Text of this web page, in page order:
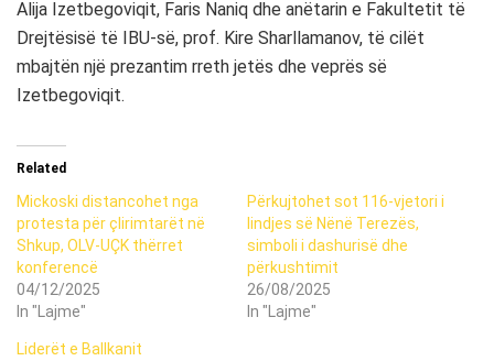
Alija Izetbegoviqit, Faris Naniq dhe anëtarin e Fakultetit të
Drejtësisë të IBU-së, prof. Kire Sharllamanov, të cilët
mbajtën një prezantim rreth jetës dhe veprës së
Izetbegoviqit.
Related
Mickoski distancohet nga
protesta për çlirimtarët në
Shkup, OLV-UÇK thërret
konferencë
04/12/2025
In "Lajme"
Përkujtohet sot 116-vjetori i
lindjes së Nënë Terezës,
simboli i dashurisë dhe
përkushtimit
26/08/2025
In "Lajme"
Liderët e Ballkanit